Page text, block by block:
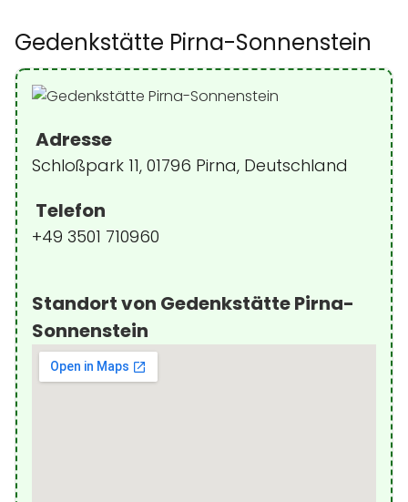
Gedenkstätte Pirna-Sonnenstein
Adresse
Schloßpark 11, 01796 Pirna, Deutschland
Telefon
+49 3501 710960
Standort von Gedenkstätte Pirna-
Sonnenstein